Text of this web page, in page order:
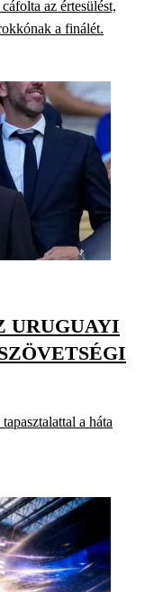
az értesülést,
a finálét.
URUGUAYI
a háta